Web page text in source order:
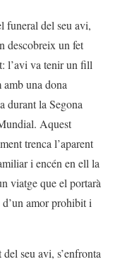
funeral del seu avi,
descobreix un fet
l’avi va tenir un fill
amb una dona
durant la Segona
Aquest
trenca l’aparent
i encén en ell la
viatge que el portarà
amor prohibit i
seu avi, s’enfronta